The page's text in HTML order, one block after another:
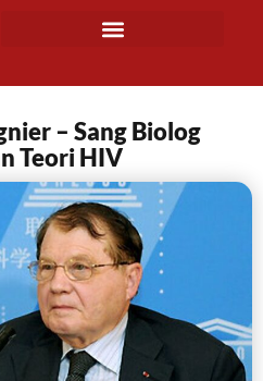
– Sang Biolog
Teori HIV